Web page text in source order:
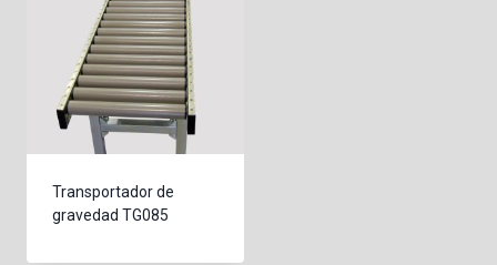
Transportador de
gravedad TG085